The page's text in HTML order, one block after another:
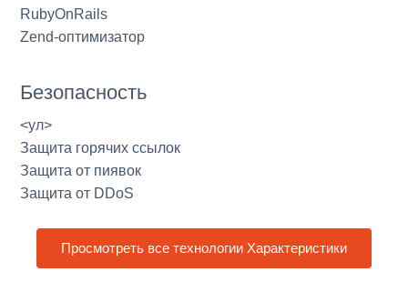
RubyOnRails
Zend-оптимизатор
Безопасность
<ул>
Защита горячих ссылок
Защита от пиявок
Защита от DDoS
Просмотреть все технологии Характеристики